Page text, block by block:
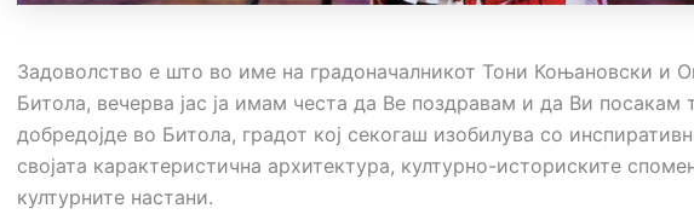
Задоволство е што во име на градоначалникот Тони Коњановски и
Битола, вечерва јас ја имам честа да Ве поздравам и да Ви посакам
добредојде во Битола, градот кој секогаш изобилува со
својата карактеристична архитектура, културно-историските
културните настани.